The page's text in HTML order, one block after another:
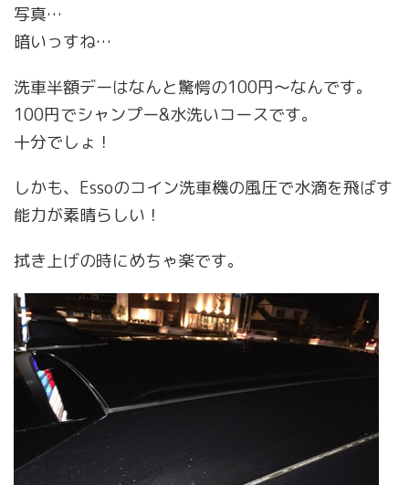
写真…
暗いっすね…
洗車半額デーはなんと驚愕の100円〜なんです。
100円でシャンプー&水洗いコースです。
十分でしょ！
しかも、Essoのコイン洗車機の風圧で水滴を飛ばす
能力が素晴らしい！
拭き上げの時にめちゃ楽です。